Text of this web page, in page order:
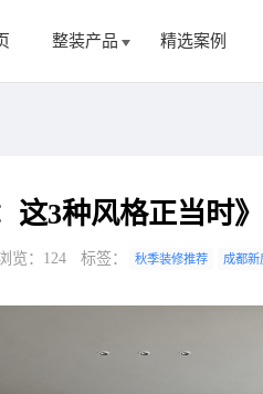
整装产品 精选案例
这3种风格正当时》
览： 124 标签： 秋季装修推荐 成都新